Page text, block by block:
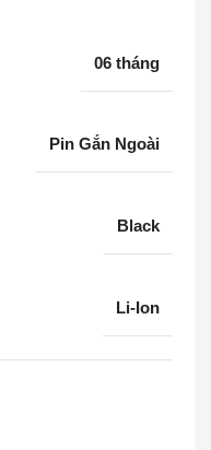
06 tháng
Pin Gắn Ngoài
Black
Li-Ion